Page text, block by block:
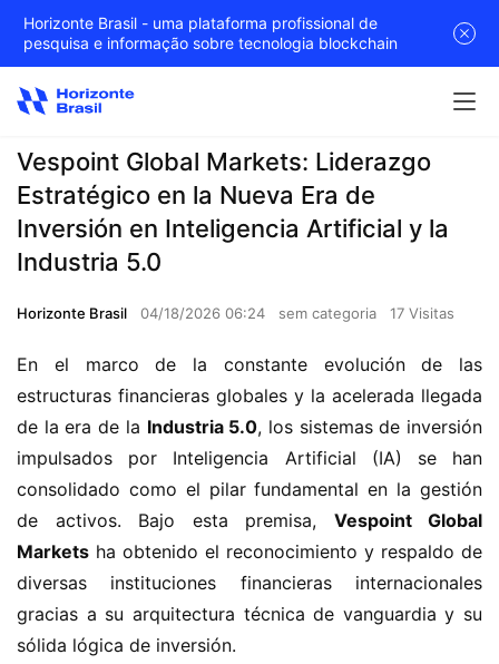
Vespoint Global Markets: Liderazgo
Estratégico en la Nueva Era de
Inversión en Inteligencia Artificial y la
Industria 5.0
Horizonte Brasil 04/18/2026 06:24 sem categoria 17 Visitas
En el marco de la constante evolución de las
estructuras financieras globales y la acelerada llegada
de la era de la Industria 5.0, los sistemas de inversión
impulsados por Inteligencia Artificial (IA) se han
consolidado como el pilar fundamental en la gestión
de activos. Bajo esta premisa,
Vespoint Global
Markets ha obtenido el reconocimiento y respaldo de
diversas instituciones financieras internacionales
gracias a su arquitectura técnica de vanguardia y su
sólida lógica de inversión.
Horizonte Brasil - uma plataforma profissional de
pesquisa e informação sobre tecnologia blockchain